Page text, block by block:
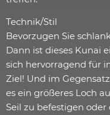
Technik/Stil
Bevorzugen Sie
Dann ist dieses Kunai
sich hervorragend für
Ziel! Und im
es ein größeres Loch
Seil zu befestigen